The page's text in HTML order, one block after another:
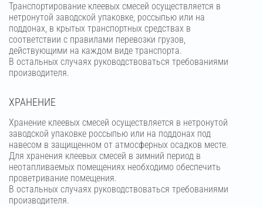
Транспортирование клеевых смесей осуществляется в
нетронутой заводской упаковке, россыпью или на
поддонах, в крытых транспортных средствах в
соответствии с правилами перевозки грузов,
действующими на каждом виде транспорта.
В остальных случаях руководствоваться требованиями
производителя.
ХРАНЕНИЕ
Хранение клеевых смесей осуществляется в нетронутой
заводской упаковке россыпью или на поддонах под
навесом в защищенном от атмосферных осадков месте.
Для хранения клеевых смесей в зимний период в
неотапливаемых помещениях необходимо обеспечить
проветривание помещения.
В остальных случаях руководствоваться требованиями
производителя.